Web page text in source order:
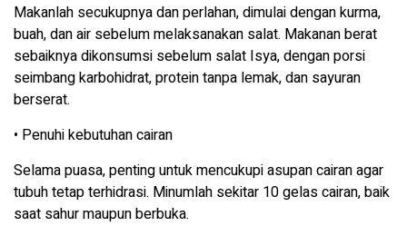
Makanlah secukupnya dan perlahan, dimulai dengan kurma,
buah, dan air sebelum melaksanakan salat. Makanan berat
sebaiknya dikonsumsi sebelum salat Isya, dengan porsi
seimbang karbohidrat, protein tanpa lemak, dan sayuran
berserat.
• Penuhi kebutuhan cairan
Selama puasa, penting untuk mencukupi asupan cairan agar
tubuh tetap terhidrasi. Minumlah sekitar 10 gelas cairan, baik
saat sahur maupun berbuka.